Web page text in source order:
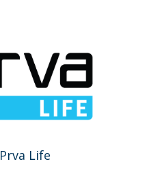
Prva Life